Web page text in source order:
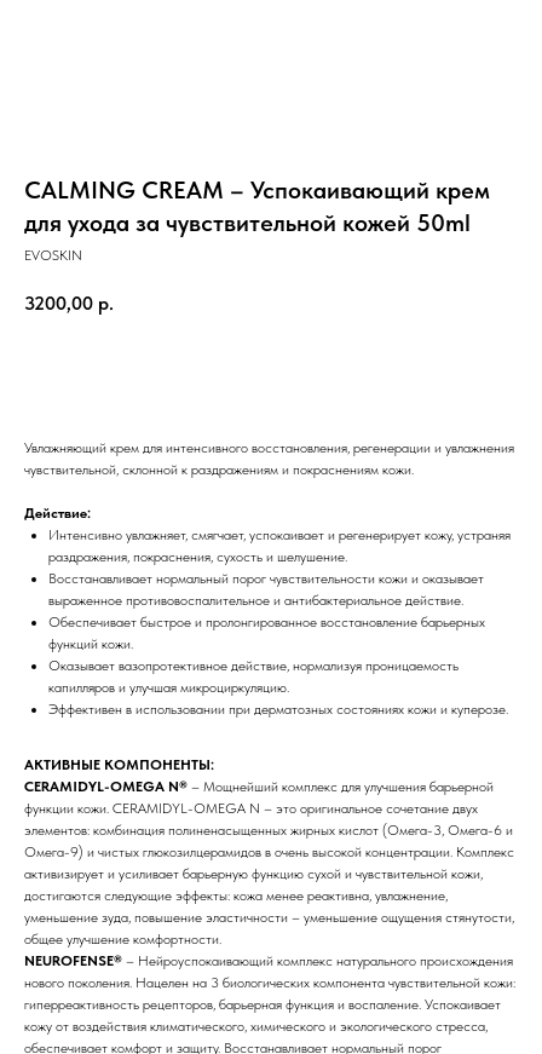
CALMING CREAM – Успокаивающий крем
для ухода за чувствительной кожей 50ml
EVOSKIN
3200,00 р.
Увлажняющий крем для интенсивного восстановления, регенерации и увлажнения
чувствительной, склонной к раздражениям и покраснениям кожи.
Действие:
Интенсивно увлажняет, смягчает, успокаивает и регенерирует кожу, устраняя
раздражения, покраснения, сухость и шелушение.
Восстанавливает нормальный порог чувствительности кожи и оказывает
выраженное противовоспалительное и антибактериальное действие.
Обеспечивает быстрое и пролонгированное восстановление барьерных
функций кожи.
Оказывает вазопротективное действие, нормализуя проницаемость
капилляров и улучшая микроциркуляцию.
Эффективен в использовании при дерматозных состояниях кожи и куперозе.
АКТИВНЫЕ КОМПОНЕНТЫ:
CERAMIDYL-OMEGA N® – Мощнейший комплекс для улучшения барьерной
функции кожи. CERAMIDYL-OMEGA N – это оригинальное сочетание двух
элементов: комбинация полиненасыщенных жирных кислот (Омега-3, Омега-6 и
Омега-9) и чистых глюкозилцерамидов в очень высокой концентрации. Комплекс
активизирует и усиливает барьерную функцию сухой и чувствительной кожи,
достигаются следующие эффекты: кожа менее реактивна, увлажнение,
уменьшение зуда, повышение эластичности – уменьшение ощущения стянутости,
общее улучшение комфортности.
NEUROFENSE® – Нейроуспокаивающий комплекс натурального происхождения
нового поколения. Нацелен на 3 биологических компонента чувствительной кожи:
гиперреактивность рецепторов, барьерная функция и воспаление. Успокаивает
кожу от воздействия климатического, химического и экологического стресса,
обеспечивает комфорт и защиту. Восстанавливает нормальный порог